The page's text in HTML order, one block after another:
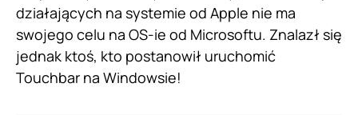
działających na systemie od Apple nie ma
swojego celu na OS-ie od Microsoftu. Znalazł się
jednak ktoś, kto postanowił uruchomić
Touchbar na Windowsie!